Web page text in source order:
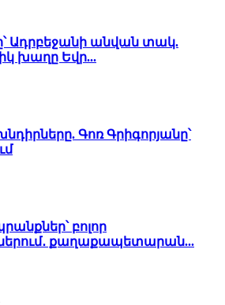
Ադրբեջանի անվան տակ.
խաղը Եվր...
Գոռ Գրիգորյանը՝
բոլոր
քաղաքապետարան...